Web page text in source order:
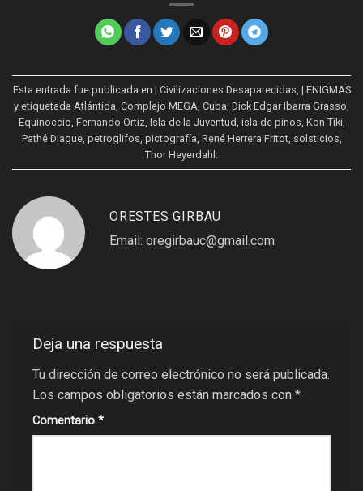
Esta entrada fue publicada en | Civilizaciones Desaparecidas | ENIGMAS
y etiquetada Atlántida Complejo MEGA Cuba Dick Edgar Ibarra Grasso
Equinoccio Fernando Ortiz Isla de la Juventud isla de pinos Kon Tiki
Pathé Diague, petroglifos pictografía René Herrera Fritot, solsticios
Thor Heyerdahl
ORESTES GIRBAU
Email: oregirbauc@gmail.com
Deja una respuesta
Tu dirección de correo electrónico no será publicada.
Los campos obligatorios están marcados con *
Comentario *